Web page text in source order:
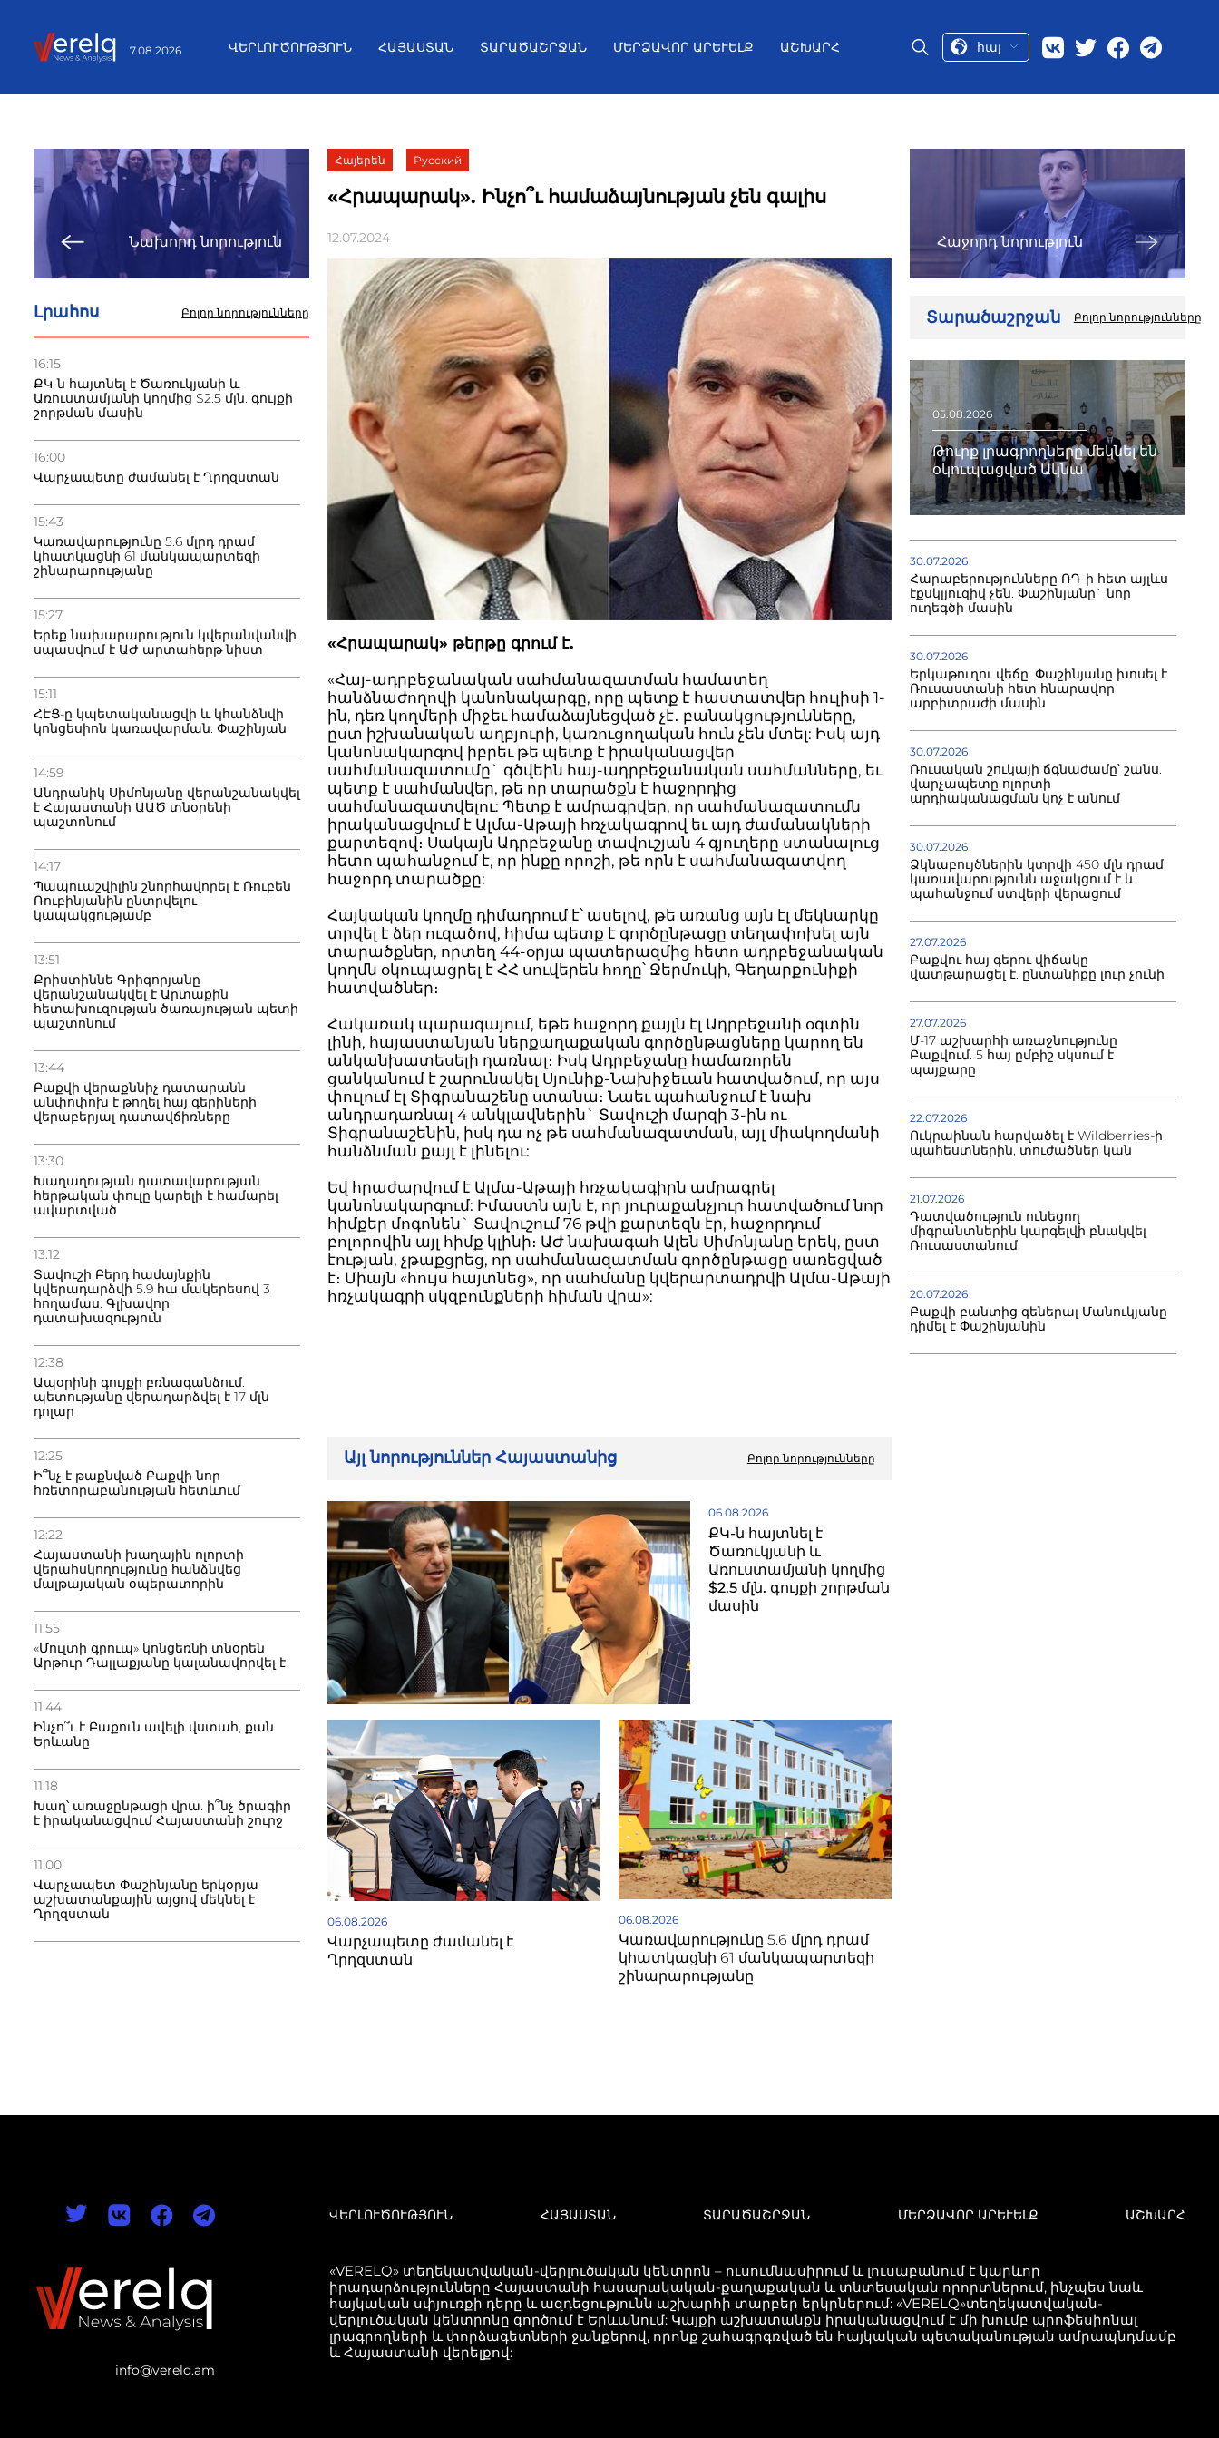
7.08.2026 ՎԵՐԼՈՒԾՈՒԹՅՈՒՆ ՀԱՅԱՍՏԱՆ ՏԱՐԱԾԱՇՐՋԱՆ ՄԵՐՁԱՎՈՐ ԱՐԵՒԵԼՔ ԱՇԽԱՐՀ հայ
Նախորդ նորություն
Լրահոս Բոլոր նորությունները
16:15
ՔԿ-ն հայտնել է Ծառուկյանի և
Առուստամյանի կողմից $2.5 մլն. գույքի
շորթման մասին
16:00
Վարչապետը ժամանել է Ղրղզստան
15:43
Կառավարությունը 5.6 մլրդ դրամ
կհատկացնի 61 մանկապարտեզի
շինարարությանը
15:27
Երեք նախարարություն կվերանվանվի.
սպասվում է ԱԺ արտահերթ նիստ
15:11
ՀԷՑ-ը կպետականացվի և կհանձնվի
կոնցեսիոն կառավարման. Փաշինյան
14:59
Անդրանիկ Սիմոնյանը վերանշանակվել
է Հայաստանի ԱԱԾ տնօրենի
պաշտոնում
14:17
Պապուաշվիլին շնորհավորել է Ռուբեն
Ռուբինյանին ընտրվելու
կապակցությամբ
13:51
Քրիստիննե Գրիգորյանը
վերանշանակվել է Արտաքին
հետախուզության ծառայության պետի
պաշտոնում
13:44
Բաքվի վերաքննիչ դատարանն
անփոփոխ է թողել հայ գերիների
վերաբերյալ դատավճիռները
13:30
Խաղաղության դատավարության
հերթական փուլը կարելի է համարել
ավարտված
13:12
Տավուշի Բերդ համայնքին
կվերադարձվի 5.9 հա մակերեսով 3
հողամաս. Գլխավոր
դատախազություն
12:38
Ապօրինի գույքի բռնագանձում.
պետությանը վերադարձվել է 17 մլն
դոլար
12:25
Ի՞նչ է թաքնված Բաքվի նոր
հռետորաբանության հետևում
12:22
Հայաստանի խաղային ոլորտի
վերահսկողությունը հանձնվեց
մալթայական օպերատորին
11:55
«Մուլտի գրուպ» կոնցեռնի տնօրեն
Արթուր Դալլաքյանը կալանավորվել է
11:44
Ինչո՞ւ է Բաքուն ավելի վստահ, քան
Երևանը
11:18
Խաղ՝ առաջընթացի վրա. ի՞նչ ծրագիր
է իրականացվում Հայաստանի շուրջ
11:00
Վարչապետ Փաշինյանը երկօրյա
աշխատանքային այցով մեկնել է
Ղրղզստան
Հայերեն Русский
«Հրապարակ». Ինչո՞ւ համաձայնության չեն գալիս
12.07.2024
«Հրապարակ» թերթը գրում է.
«Հայ-ադրբեջանական սահմանազատման համատեղ
հանձնաժողովի կանոնակարգը, որը պետք է հաստատվեր հուլիսի 1-
ին, դեռ կողմերի միջեւ համաձայնեցված չէ․ բանակցությունները,
ըստ իշխանական աղբյուրի, կառուցողական հուն չեն մտել: Իսկ այդ
կանոնակարգով իբրեւ թե պետք է իրականացվեր
սահմանազատումը` գծվեին հայ-ադրբեջանական սահմանները, եւ
պետք է սահմանվեր, թե որ տարածքն է հաջորդից
սահմանազատվելու: Պետք է ամրագրվեր, որ սահմանազատումն
իրականացվում է Ալմա-Աթայի հռչակագրով եւ այդ ժամանակների
քարտեզով։ Սակայն Ադրբեջանը տավուշյան 4 գյուղերը ստանալուց
հետո պահանջում է, որ ինքը որոշի, թե որն է սահմանազատվող
հաջորդ տարածքը:
Հայկական կողմը դիմադրում է՝ ասելով, թե առանց այն էլ մեկնարկը
տրվել է ձեր ուզածով, հիմա պետք է գործընթացը տեղափոխել այն
տարածքներ, որտեղ 44-օրյա պատերազմից հետո ադրբեջանական
կողմն օկուպացրել է ՀՀ սուվերեն հողը՝ Ջերմուկի, Գեղարքունիքի
հատվածներ։
Հակառակ պարագայում, եթե հաջորդ քայլն էլ Ադրբեջանի օգտին
լինի, հայաստանյան ներքաղաքական գործընթացները կարող են
անկանխատեսելի դառնալ։ Իսկ Ադրբեջանը համառորեն
ցանկանում է շարունակել Սյունիք-Նախիջեւան հատվածում, որ այս
փուլում էլ Տիգրանաշենը ստանա։ Նաեւ պահանջում է նախ
անդրադառնալ 4 անկլավներին` Տավուշի մարզի 3-ին ու
Տիգրանաշենին, իսկ դա ոչ թե սահմանազատման, այլ միակողմանի
հանձնման քայլ է լինելու:
Եվ հրաժարվում է Ալմա-Աթայի հռչակագիրն ամրագրել
կանոնակարգում: Իմաստն այն է, որ յուրաքանչյուր հատվածում նոր
հիմքեր մոգոնեն` Տավուշում 76 թվի քարտեզն էր, հաջորդում
բոլորովին այլ հիմք կլինի։ ԱԺ նախագահ Ալեն Սիմոնյանը երեկ, ըստ
էության, չթաքցրեց, որ սահմանազատման գործընթացը սառեցված
է։ Միայն «հույս հայտնեց», որ սահմանը կվերարտադրվի Ալմա-Աթայի
հռչակագրի սկզբունքների հիման վրա»:
Այլ նորություններ Հայաստանից Բոլոր նորությունները
06.08.2026
ՔԿ-ն հայտնել է
Ծառուկյանի և
Առուստամյանի կողմից
$2.5 մլն. գույքի շորթման
մասին
06.08.2026
Վարչապետը ժամանել է
Ղրղզստան
06.08.2026
Կառավարությունը 5.6 մլրդ դրամ
կհատկացնի 61 մանկապարտեզի
շինարարությանը
Հաջորդ նորություն
Տարածաշրջան Բոլոր նորությունները
05.08.2026
Թուրք լրագրողները մեկնել են
օկուպացված Ակնա
30.07.2026
Հարաբերությունները ՌԴ-ի հետ այլևս
էքսկլյուզիվ չեն. Փաշինյանը` նոր
ուղեգծի մասին
30.07.2026
Երկաթուղու վեճը. Փաշինյանը խոսել է
Ռուսաստանի հետ հնարավոր
արբիտրաժի մասին
30.07.2026
Ռուսական շուկայի ճգնաժամը՝ շանս.
վարչապետը ոլորտի
արդիականացման կոչ է անում
30.07.2026
Ձկնաբույծներին կտրվի 450 մլն դրամ.
կառավարությունն աջակցում է և
պահանջում ստվերի վերացում
27.07.2026
Բաքվու հայ գերու վիճակը
վատթարացել է. ընտանիքը լուր չունի
27.07.2026
Մ-17 աշխարհի առաջնությունը
Բաքվում. 5 հայ ըմբիշ սկսում է
պայքարը
22.07.2026
Ուկրաինան հարվածել է Wildberries-ի
պահեստներին, տուժածներ կան
21.07.2026
Դատվածություն ունեցող
միգրանտներին կարգելվի բնակվել
Ռուսաստանում
20.07.2026
Բաքվի բանտից գեներալ Մանուկյանը
դիմել է Փաշինյանին
info@verelq.am
ՎԵՐԼՈՒԾՈՒԹՅՈՒՆ ՀԱՅԱՍՏԱՆ ՏԱՐԱԾԱՇՐՋԱՆ ՄԵՐՁԱՎՈՐ ԱՐԵՒԵԼՔ ԱՇԽԱՐՀ
«VERELQ» տեղեկատվական-վերլուծական կենտրոն – ուսումնասիրում և լուսաբանում է կարևոր
իրադարձությունները Հայաստանի հասարակական-քաղաքական և տնտեսական որորտներում, ինչպես նաև
հայկական սփյուռքի դերը և ազդեցությունն աշխարհի տարբեր երկրներում: «VERELQ»տեղեկատվական-
վերլուծական կենտրոնը գործում է Երևանում: Կայքի աշխատանքն իրականացվում է մի խումբ պրոֆեսիոնալ
լրագրողների և փորձագետների ջանքերով, որոնք շահագրգռված են հայկական պետականության ամրապնդմամբ
և Հայաստանի վերելքով: